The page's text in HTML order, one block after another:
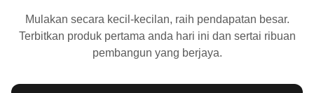
Mulakan secara kecil-kecilan, raih pendapatan besar.
Terbitkan produk pertama anda hari ini dan sertai ribuan
pembangun yang berjaya.